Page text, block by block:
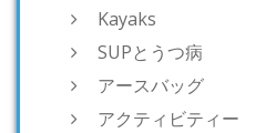
Kayaks
SUPとうつ病
アースバッグ
アクティビティー